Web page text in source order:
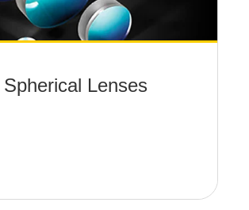
Lenses